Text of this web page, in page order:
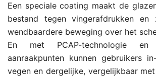
Een speciale coating maakt de
bestand tegen vingerafdrukken
wendbaardere beweging over het
En met PCAP-technologie en
aanraakpunten kunnen gebruikers
vegen en dergelijke, vergelijkbaar